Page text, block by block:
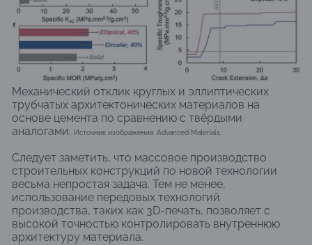
Механический отклик круглых и эллиптических
трубчатых архитектонических материалов на
основе цемента по сравнению с твёрдыми
аналогами.
Источник изображения: Advanced Materials.
Следует заметить, что массовое производство
строительных конструкций по новой технологии
весьма непростая задача. Тем не менее,
использование передовых технологий
производства, таких как 3D-печать, позволяет с
высокой точностью контролировать внутреннюю
архитектуру материала.